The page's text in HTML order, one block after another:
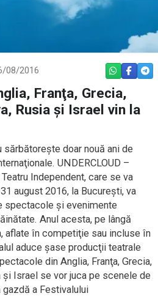
08/2016 WHATSAPP
Franţa, Grecia,
Rusia şi Israel vin la
sărbătoreşte doar nouă ani de
UNDERCLOUD –
Independent, care se va
august 2016, la Bucureşti, va
spectacole şi evenimente
Anul acesta, pe lângă
aflate în competiţie sau incluse în
aduce şase producţii teatrale
din Anglia, Franţa, Grecia,
şi Israel se vor juca pe scenele de
gazdă a Festivalului